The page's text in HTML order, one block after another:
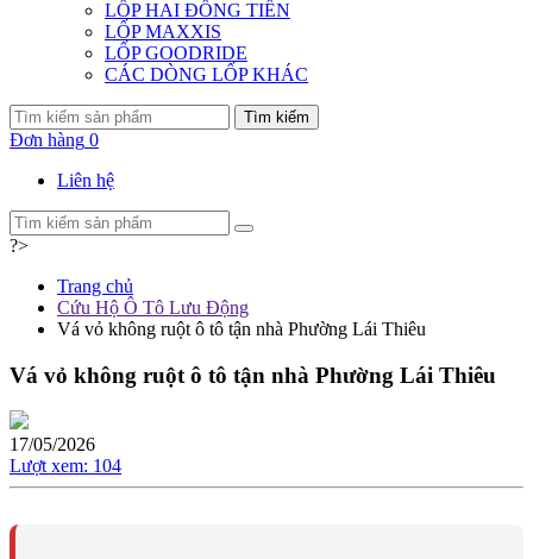
LỐP HAI ĐỒNG TIỀN
LỐP MAXXIS
LỐP GOODRIDE
CÁC DÒNG LỐP KHÁC
Tìm kiếm
Đơn hàng 0
Liên hệ
?>
Trang chủ
Cứu Hộ Ô Tô Lưu Động
Vá vỏ không ruột ô tô tận nhà Phường Lái Thiêu
Vá vỏ không ruột ô tô tận nhà Phường Lái Thiêu
17/05/2026
Lượt xem: 104